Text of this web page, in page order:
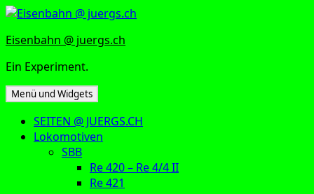
Zum
springen
Eisenbahn @ juergs.ch
Ein Experiment.
Menü und Widgets
SEITEN @ JUERGS.CH
Lokomotiven
SBB
Re 420 – Re 4/4 II
Re 421